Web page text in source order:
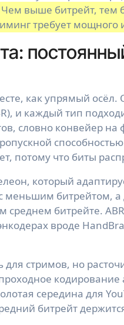
Чем выше битрейт, тем
требует мощного
как упрямый
и каждый тип
словно конвейер
потому что биты
который
меньшим битрейтом,
среднем битрейте.
вроде
для стримов, но
середина для
битрейт